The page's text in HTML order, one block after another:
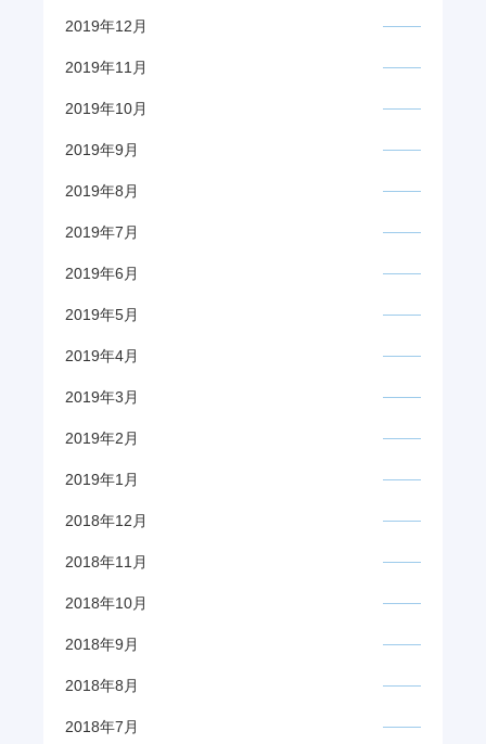
2019年12月
2019年11月
2019年10月
2019年9月
2019年8月
2019年7月
2019年6月
2019年5月
2019年4月
2019年3月
2019年2月
2019年1月
2018年12月
2018年11月
2018年10月
2018年9月
2018年8月
2018年7月